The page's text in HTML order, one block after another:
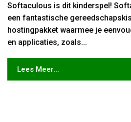
Softaculous is dit kinderspel!
een fantastische
hostingpakket waarmee je
en applicaties, zoals...
Lees Meer...